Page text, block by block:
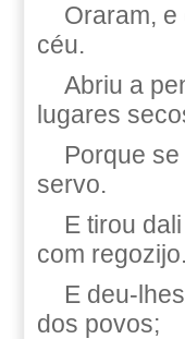
Oraram,
céu.
Abriu a
lugares
Porque
servo.
E tirou
com regozijo.
E deu-
dos povos;